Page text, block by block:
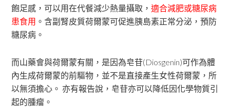
飽足感，可以用在代餐減少熱量攝取，適合減肥或糖尿病
患食用 。含副腎皮質荷爾蒙可促進胰島素正常分泌，預防
糖尿病。
而山藥會與荷爾蒙有關，是因為皂苷(Diosgenin)可作為體
內生成荷爾蒙的前驅物，並不是直接產生女性荷爾蒙，所
以無須擔心。 亦有報告說，皂苷亦可以降低因化學物質引
起的腫瘤。